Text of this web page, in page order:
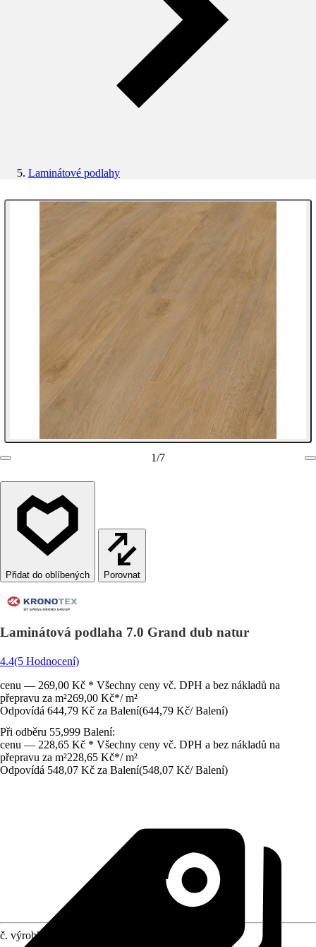
Laminátové podlahy
1/7
Porovnat
Laminátová podlaha 7.0 Grand dub natur
4.4(5 Hodnocení)
cenu — 269,00 Kč * Všechny ceny vč. DPH a bez nákladů na
přepravu za m²269,00 Kč*/ m²
Odpovídá 644,79 Kč za Balení(644,79 Kč/ Balení)
Při odběru 55,999 Balení:
cenu — 228,65 Kč * Všechny ceny vč. DPH a bez nákladů na
přepravu za m²228,65 Kč*/ m²
Odpovídá 548,07 Kč za Balení(548,07 Kč/ Balení)
č. výrobku